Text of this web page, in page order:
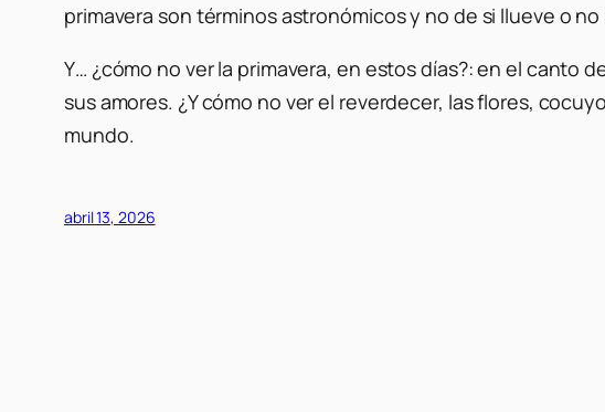
primavera son términos astronómicos y no de si llueve o no
Y… ¿cómo no ver la primavera, en estos días?: en el canto
sus amores. ¿Y cómo no ver el reverdecer, las flores,
mundo.
abril 13, 2026